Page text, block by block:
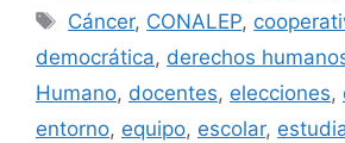
Etiquetas
Cáncer, CONALEP,
democrática, derechos
Humano, docentes, elecciones,
entorno, equipo, escolar,